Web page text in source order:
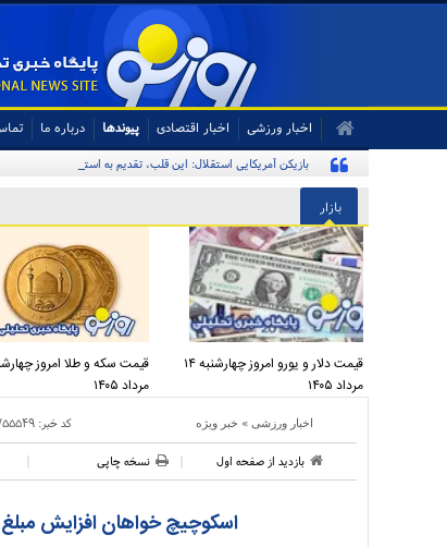
اخبار ورزشی اخبار اقتصادی پیوندها درباره ما
بازیکن آمریکایی استقلال: این قلب، تقدیم به استقلال و
بازار
قیمت دلار و یورو امروز چهارشنبه ۱۴
مرداد ۱۴۰۵
مرداد ۱۴۰۵
اخبار ورزشی » خبر ویژه کد خبر:
بازدید از صفحه اول نسخه چاپی
اسکوچیچ خواهان افزایش مبلغ قرارداد